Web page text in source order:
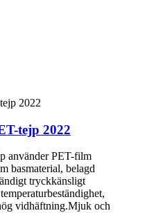
tejp 2022
använder PET-film
basmaterial, belagd
tryckkänsligt
vidhäftning.Mjuk och